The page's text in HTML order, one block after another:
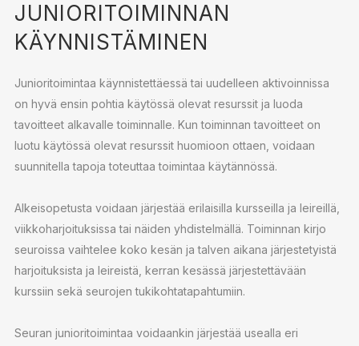
JUNIORITOIMINNAN
KÄYNNISTÄMINEN
Junioritoimintaa käynnistettäessä tai uudelleen aktivoinnissa
on hyvä ensin pohtia käytössä olevat resurssit ja luoda
tavoitteet alkavalle toiminnalle. Kun toiminnan tavoitteet on
luotu käytössä olevat resurssit huomioon ottaen, voidaan
suunnitella tapoja toteuttaa toimintaa käytännössä.
Alkeisopetusta voidaan järjestää erilaisilla kursseilla ja leireillä,
viikkoharjoituksissa tai näiden yhdistelmällä. Toiminnan kirjo
seuroissa vaihtelee koko kesän ja talven aikana järjestetyistä
harjoituksista ja leireistä, kerran kesässä järjestettävään
kurssiin sekä seurojen tukikohtatapahtumiin.
Seuran junioritoimintaa voidaankin järjestää usealla eri